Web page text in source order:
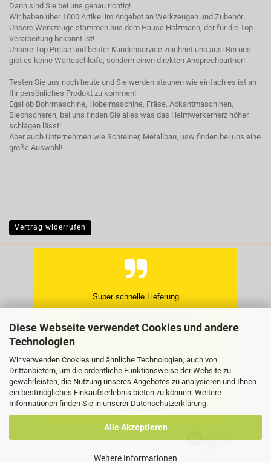
Diese Webseite verwendet Cookies und andere
Technologien
Wir verwenden Cookies und ähnliche Technologien, auch von
Drittanbietern, um die ordentliche Funktionsweise der Website zu
gewährleisten, die Nutzung unseres Angebotes zu analysieren und Ihnen
ein bestmögliches Einkaufserlebnis bieten zu können. Weitere
Informationen finden Sie in unserer Datenschutzerklärung.
Alle Akzeptieren
Weitere Informationen
Dann sind Sie bei uns genau richtig!
Wir haben über 1000 Artikel im Angebot an Werkzeugen und Zubehör.
Unsere Werkzeuge stammen aus dem Hause Holzmann, der für die Top
Verarbeitung bekannt ist!
Unsere Top Preise und bester Kundenservice zeichnet uns aus! Bei uns
gibt es keine Warteschleife, sondern einen direkten Ansprechpartner!
Testen Sie uns noch heute und Sie werden staunen wie einfach es ist an
Ihr persönliches Produkt zu kommen!
Egal ob Bohrmaschine, Hobelmaschine, Fräse, Abkantmaschinen,
Blechscheren, bei uns finden Sie alles was das Heimwerkerherz höher
schlägen lässt!
Aber auch Unternehmen wie Schreiner, Metallbau, usw finden bei uns eine
große Auswahl!
Vertrag widerrufen
Super schnelle Lieferung
Datum der Kauferfahrung: 30.07.2026
450 Bewertungen